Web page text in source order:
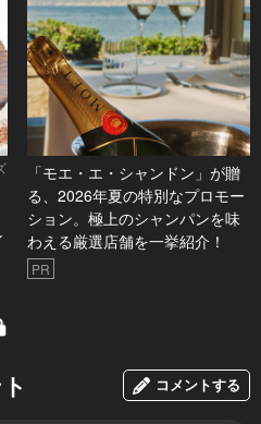
「モエ・エ・シャンドン」が贈
る、2026年夏の特別なプロモー
ション。極上のシャンパンを味
わえる厳選店舗を一挙紹介！
PR
コメントする